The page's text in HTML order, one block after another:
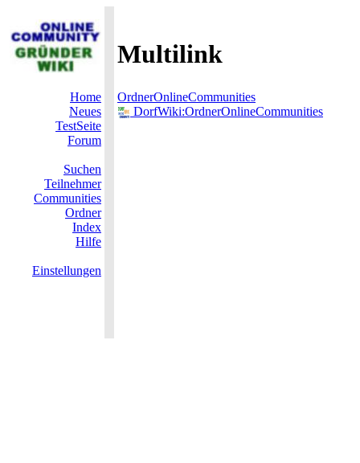
Multilink
Home
Neues
TestSeite
Forum
Suchen
Teilnehmer
Communities
Ordner
Index
Hilfe
Einstellungen
OrdnerOnlineCommunities
DorfWiki:OrdnerOnlineCommunities